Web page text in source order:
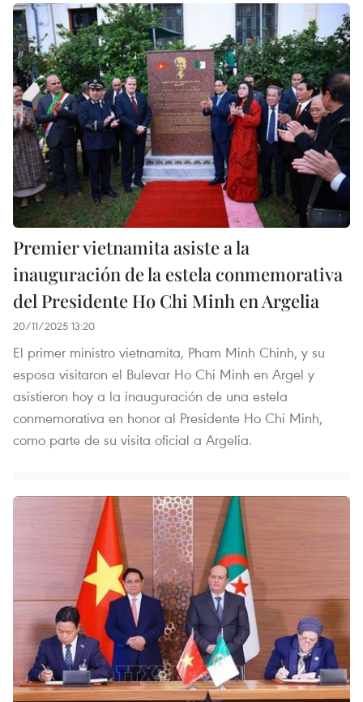
Premier vietnamita asiste a la
inauguración de la estela conmemorativa
del Presidente Ho Chi Minh en Argelia
20/11/2025 13:20
El primer ministro vietnamita, Pham Minh Chinh, y su
esposa visitaron el Bulevar Ho Chi Minh en Argel y
asistieron hoy a la inauguración de una estela
conmemorativa en honor al Presidente Ho Chi Minh,
como parte de su visita oficial a Argelia.